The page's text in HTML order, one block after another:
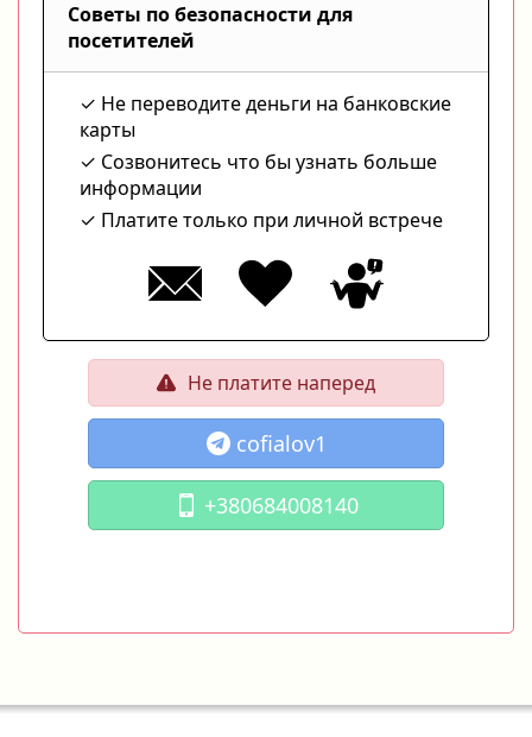
Советы по безопасности для
посетителей
Не переводите деньги на банковские
карты
Созвонитесь что бы узнать больше
информации
Платите только при личной встрече
Не платите наперед
cofialov1
+380684008140